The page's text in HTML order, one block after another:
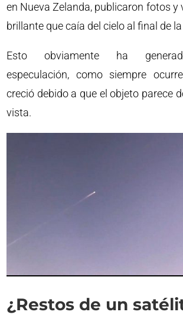
en Nueva Zelanda, publicaron fotos y
brillante que caía del cielo al final de
Esto obviamente ha
especulación, como siempre
creció debido a que el objeto parece
vista.
¿Restos de un